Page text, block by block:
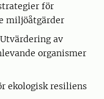
för
miljöåtgärder
av
organismer
ekologisk resiliens